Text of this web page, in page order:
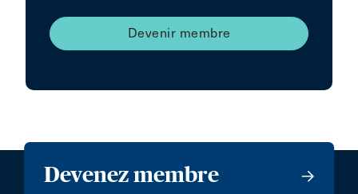
Devenir membre
Devenez membre